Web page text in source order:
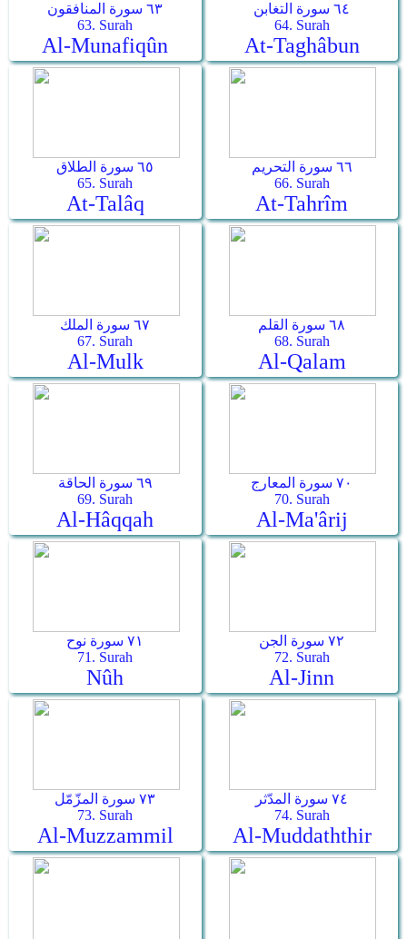
٦٣ سورة المنافقون
63. Surah
Al-Munafiqûn
٦٤ سورة التغابن
64. Surah
At-Taghâbun
٦٥ سورة الطلاق
65. Surah
At-Talâq
٦٦ سورة التحريم
66. Surah
At-Tahrîm
٦٧ سورة الملك
67. Surah
Al-Mulk
٦٨ سورة القلم
68. Surah
Al-Qalam
٦٩ سورة الحاقة
69. Surah
Al-Hâqqah
٧٠ سورة المعارج
70. Surah
Al-Ma'ârij
٧١ سورة نوح
71. Surah
Nûh
٧٢ سورة الجن
72. Surah
Al-Jinn
٧٣ سورة المزّمّل
73. Surah
Al-Muzzammil
٧٤ سورة المدّثر
74. Surah
Al-Muddaththir